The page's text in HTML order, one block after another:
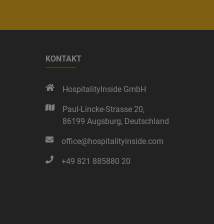
KONTAKT
HospitalityInside GmbH
Paul-Lincke-Strasse 20,
86199 Augsburg, Deutschland
office@hospitalityinside.com
+49 821 885880 20